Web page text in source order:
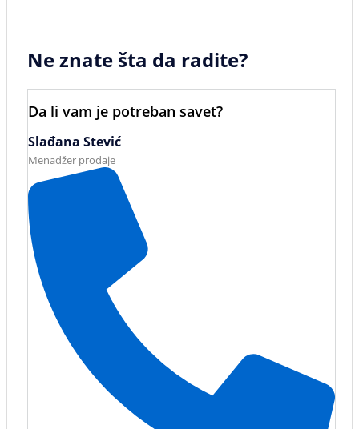
Ne znate šta da radite?
Da li vam je potreban savet?
Slađana Stević
Menadžer prodaje